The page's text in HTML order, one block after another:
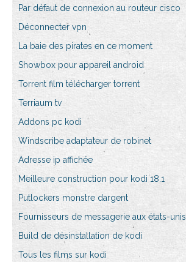
Par défaut de connexion au routeur cisco
Déconnecter vpn
La baie des pirates en ce moment
Showbox pour appareil android
Torrent film télécharger torrent
Terriaum tv
Addons pc kodi
Windscribe adaptateur de robinet
Adresse ip affichée
Meilleure construction pour kodi 18.1
Putlockers monstre dargent
Fournisseurs de messagerie aux états-unis
Build de désinstallation de kodi
Tous les films sur kodi